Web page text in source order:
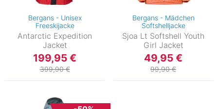
Bergans - Unisex
Freeskijacke
Antarctic Expedition
Jacket
199,95 €
399,90 €
Bergans - Mädchen
Softshelljacke
Sjoa Lt Softshell Youth
Girl Jacket
49,95 €
99,90 €